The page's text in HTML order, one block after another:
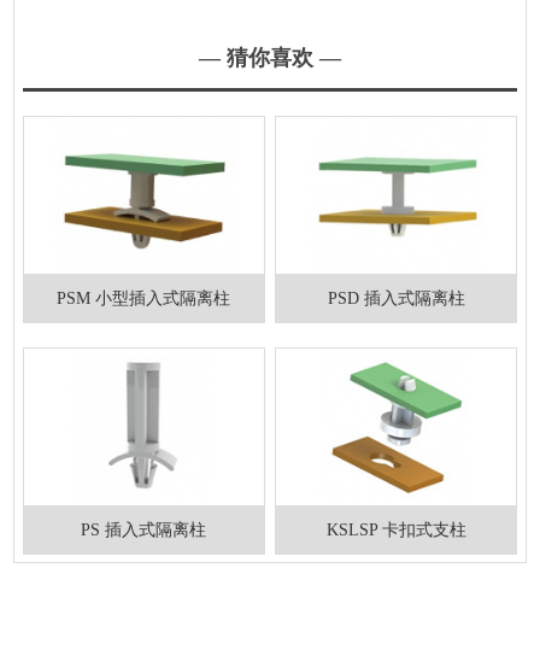
— 猜你喜欢 —
PSM 小型插入式隔离柱 PSD 插入式隔离柱
PS 插入式隔离柱 KSLSP 卡扣式支柱